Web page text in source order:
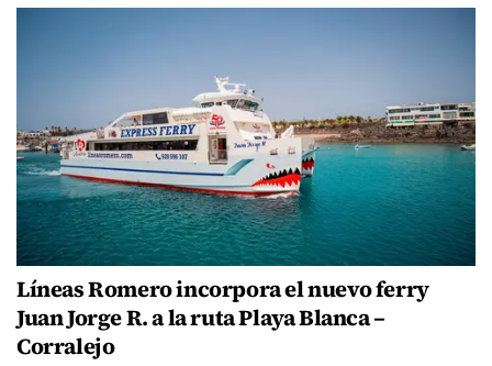
Líneas Romero incorpora el nuevo ferry
Juan Jorge R. a la ruta Playa Blanca –
Corralejo